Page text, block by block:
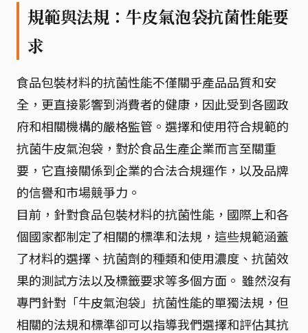
規範與法規：牛皮氣泡袋抗菌性能要
求
食品包裝材料的抗菌性能不僅關乎產品品質和安
全，更直接影響到消費者的健康，因此受到各國政
府和相關機構的嚴格監管。選擇和使用符合規範的
抗菌牛皮氣泡袋，對於食品生產企業而言至關重
要，它直接關係到企業的合法合規運作，以及品牌
的信譽和市場競爭力。
目前，針對食品包裝材料的抗菌性能，國際上和各
個國家都制定了相關的標準和法規，這些規範涵蓋
了材料的選擇、抗菌劑的種類和使用濃度、抗菌效
果的測試方法以及標籤要求等多個方面。 雖然沒有
專門針對「牛皮氣泡袋」抗菌性能的單獨法規，但
相關的法規和標準卻可以指導我們選擇和評估其抗